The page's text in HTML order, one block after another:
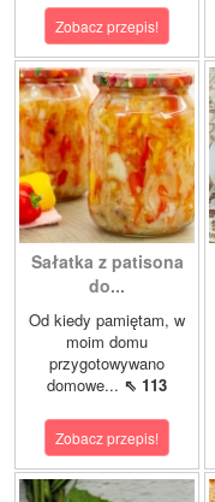
Zobacz przepis!
Sałatka z patisona
do...
Od kiedy pamiętam, w
moim domu
przygotowywano
domowe... ⇖ 113
Zobacz przepis!